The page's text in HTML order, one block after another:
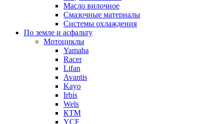
Масло вилочное
Смазочные материалы
Системы охлаждения
По земле и асфальту
Мотоциклы
Yamaha
Racer
Lifan
Avantis
Kayo
Irbis
Wels
КТМ
YCF